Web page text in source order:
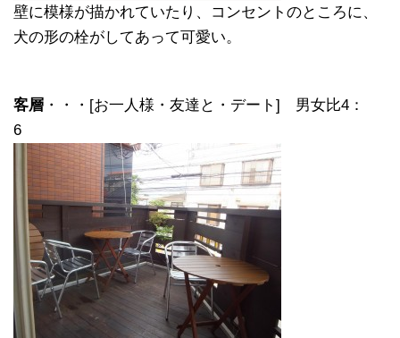
壁に模様が描かれていたり、コンセントのところに、
犬の形の栓がしてあって可愛い。
客層 ・・・[お一人様・友達と・デート] 男女比4：
6